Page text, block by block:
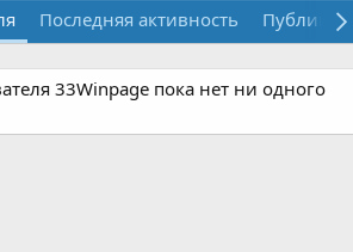
Последняя активность
33Winpage пока нет ни одного